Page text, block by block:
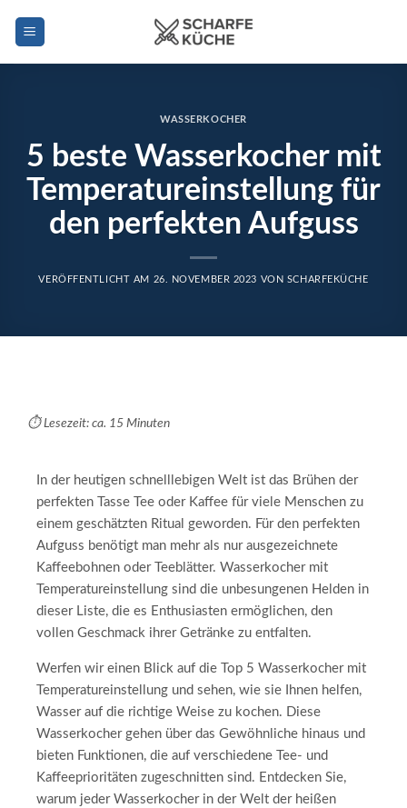
Inhalt
WASSERKOCHER
5 beste Wasserkocher mit
Temperatureinstellung für
den perfekten Aufguss
VERÖFFENTLICHT AM 26. NOVEMBER 2023 VON SCHARFEKÜCHE
⏱️ Lesezeit: ca. 15 Minuten
In der heutigen schnelllebigen Welt ist das Brühen der
perfekten Tasse Tee oder Kaffee für viele Menschen zu
einem geschätzten Ritual geworden. Für den perfekten
Aufguss benötigt man mehr als nur ausgezeichnete
Kaffeebohnen oder Teeblätter. Wasserkocher mit
Temperatureinstellung sind die unbesungenen Helden in
dieser Liste, die es Enthusiasten ermöglichen, den
vollen Geschmack ihrer Getränke zu entfalten.
Werfen wir einen Blick auf die Top 5 Wasserkocher mit
Temperatureinstellung und sehen, wie sie Ihnen helfen,
Wasser auf die richtige Weise zu kochen. Diese
Wasserkocher gehen über das Gewöhnliche hinaus und
bieten Funktionen, die auf verschiedene Tee- und
Kaffeeprioritäten zugeschnitten sind. Entdecken Sie,
warum jeder Wasserkocher in der Welt der heißen